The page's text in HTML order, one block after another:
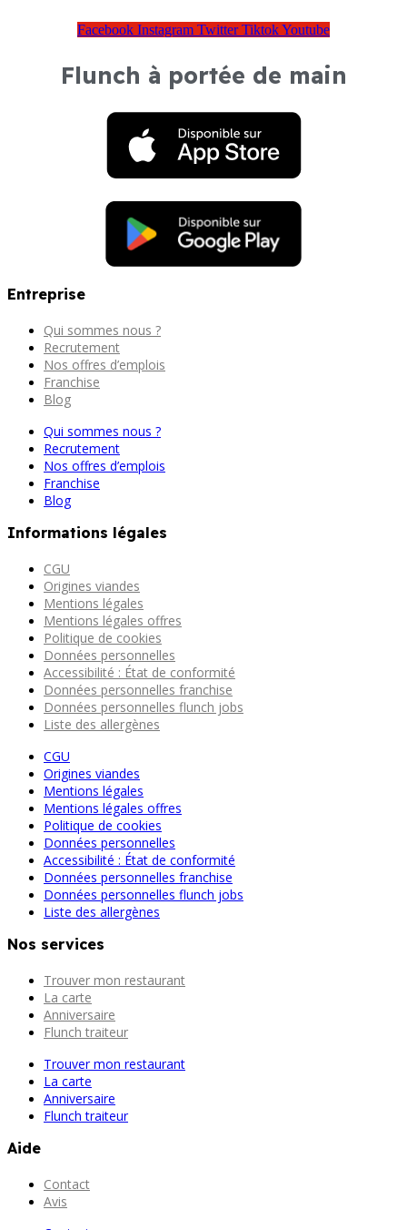
Facebook Instagram Twitter TiktokYoutube
Flunch à portée de main
Entreprise
Qui sommes nous ?
Recrutement
Nos offres d’emplois
Franchise
Blog
Qui sommes nous ?
Recrutement
Nos offres d’emplois
Franchise
Blog
Informations légales
CGU
Origines viandes
Mentions légales
Mentions légales offres
Politique de cookies
Données personnelles
Accessibilité : État de conformité
Données personnelles franchise
Données personnelles flunch jobs
Liste des allergènes
CGU
Origines viandes
Mentions légales
Mentions légales offres
Politique de cookies
Données personnelles
Accessibilité : État de conformité
Données personnelles franchise
Données personnelles flunch jobs
Liste des allergènes
Nos services
Trouver mon restaurant
La carte
Anniversaire
Flunch traiteur
Trouver mon restaurant
La carte
Anniversaire
Flunch traiteur
Aide
Contact
Avis